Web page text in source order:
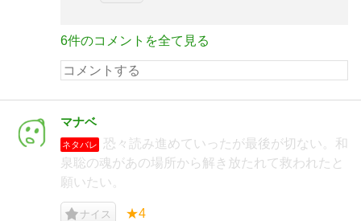
6件のコメントを全て見る
マナベ
ネタバレ
恐々読み進めていったが最後が切ない。和
泉聡の魂があの場所から解き放たれて救われたと
願いたい。
ナイス ★4